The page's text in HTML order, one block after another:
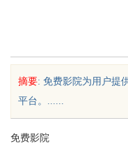
摘要: 免费影院为用户提
平台。......
免费影院
的轻卡推荐：3款承